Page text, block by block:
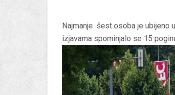
Najmanje šest osoba je ubijeno
izjavama spominjalo se 15